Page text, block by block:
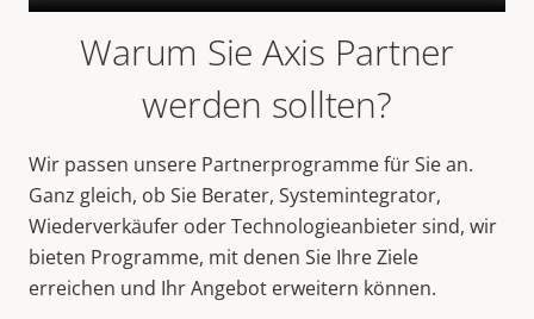
Warum Sie Axis Partner
werden sollten?
Wir passen unsere Partnerprogramme für Sie an.
Ganz gleich, ob Sie Berater, Systemintegrator,
Wiederverkäufer oder Technologieanbieter sind, wir
bieten Programme, mit denen Sie Ihre Ziele
erreichen und Ihr Angebot erweitern können.